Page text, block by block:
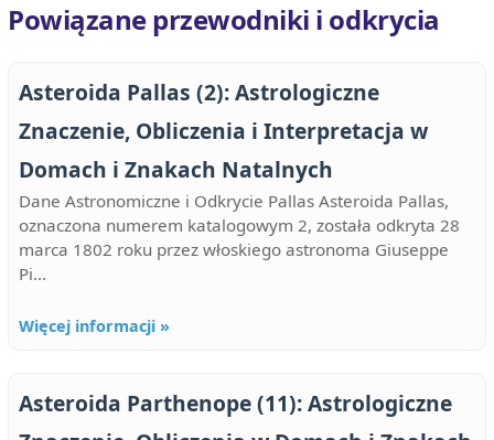
Powiązane przewodniki i odkrycia
Asteroida Pallas (2): Astrologiczne
Znaczenie, Obliczenia i Interpretacja w
Domach i Znakach Natalnych
Dane Astronomiczne i Odkrycie Pallas Asteroida Pallas,
oznaczona numerem katalogowym 2, została odkryta 28
marca 1802 roku przez włoskiego astronoma Giuseppe
Pi...
Więcej informacji »
Asteroida Parthenope (11): Astrologiczne